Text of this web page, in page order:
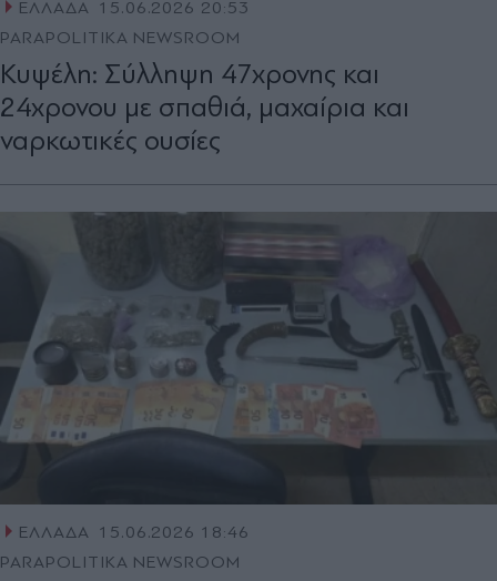
ΕΛΛΑΔΑ
15.06.2026 20:53
PARAPOLITIKA NEWSROOM
Κυψέλη: Σύλληψη 47χρονης και
24χρονου με σπαθιά, μαχαίρια και
ναρκωτικές ουσίες
ΕΛΛΑΔΑ 15.06.2026 18:46
PARAPOLITIKA NEWSROOM